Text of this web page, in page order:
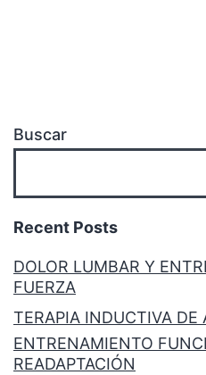
Buscar
Recent Posts
DOLOR LUMBAR Y
FUERZA
TERAPIA INDUCTIVA DE
ENTRENAMIENTO
READAPTACIÓN